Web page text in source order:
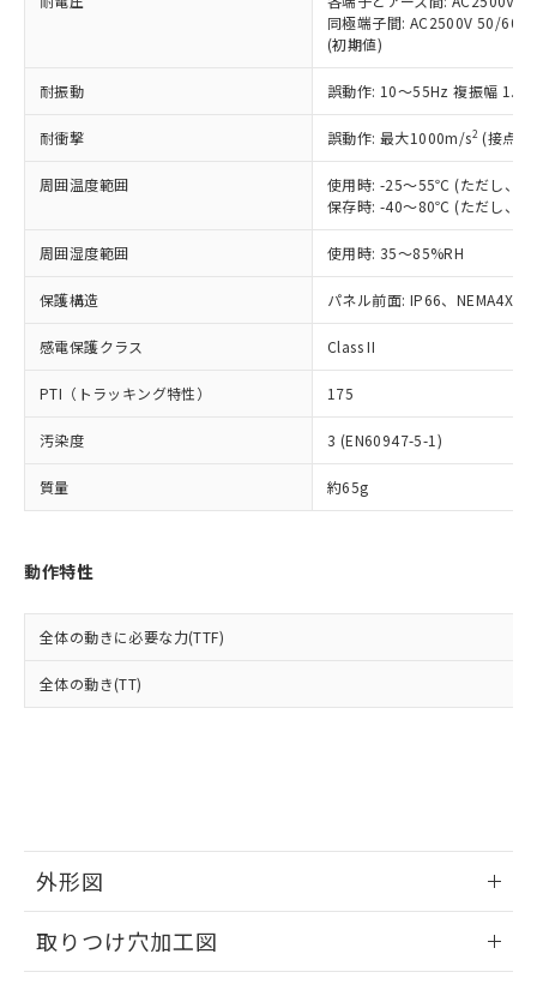
同極端子間: AC2500V 50/
(初期値)
耐振動 誤動作: 10～55Hz 複振幅
耐衝撃 誤動作: 最大1000m/s2 (接点
周囲温度範囲
使用時: -25～55℃ (ただし、氷
保存時: -40～80℃ (ただし、氷
周囲湿度範囲 使用時: 35～85%RH
保護構造 パネル前面: IP66、NEMA4X,
感電保護クラス Class II
PTI（トラッキング特性） 175
汚染度 3 (EN60947-5-1)
質量 約65g
動作特性
全体の動きに必要な力(TTF)
全体の動き(TT)
外形図
取りつけ穴加工図
在庫状況および標準価格照会結果は、
記載している更新日時点での社内デー
タに基づき作成されるものであり、閲
覧された時点での実際の在庫および標
準価格とは異なる場合があることをご
正式な納期状況および標準価格はお客
様のお取引先、またはお客様担当のオ
ムロン制御機器販売店・当社販売員に
オムロン制御機器販売店や当社販売拠
販売ネットワーク
」をご確認
在庫状況および標準価格結果を当社の
事前の承諾なく第三者に漏洩または開
示しないようお願いします。
マイパーツ機能（部品リスト作成サー
ビス）をご利用いただくには、I-Web
メンバーズにご登録されている必要が
引・商談に必要な範囲で利用すること
をご了承ください。
※当社の共同利用者とは、
の共同利用に関して"
の「1.共同利
むを得ず変更することがあります。
六価クロム(Cr(Ⅵ)) 1000ppm以下、ポリ臭化ビフェニル
類(PBB) 1000ppm以下、ポリ臭化ジフェニルエーテル類
(PBDE) 1000ppm以下、フタル酸ビス(2-エチルヘキシ
ル) (DEHP)(別名：DOP) 1000ppm以下、フタル酸ブチ
ルベンジル（BBP） 1000ppm以下、フタル酸ジブチル
（DBP） 1000ppm以下、フタル酸ジイソブチル
適用除外項目は除く。
フタル酸エステル類の４物質については閾値を超える意
図的な使用がないことを確認しています。
部品在庫の切り替え状況などにより、予定
月が前後することがあります。
とができます。
51物質の非含有証明書（当社基準）
欄に対応日を記載しておりました。
既に当社にて対応品への在庫切替を完了
していることから、特段のことがない限
り、2022年1月12日より割愛しておりま
す。
「－」：未確認です。当社販売部門へお問
*中国RoHS10物質の基準値 (GB/T26572)：
Pb(鉛) :1000ppm、 Hg(水銀) : 1000ppm、 Cd(カドミウ
Cr(Ⅵ)(六価クロム) : 1000ppm、 PBBs(ポリ臭化ビフェ
DBP(フタル酸ジブチル) : 1000ppm、 DIBP(フタル酸ジ
イソブチル) : 1000ppm、 BBP(フタル酸ブチルベンジ
DEHP(フタル酸ビス(2-エチルヘキシル)) : 1000ppm
※2 環境保護使用期限
「ｅ」：有害物質（10物質）のすべてが基
準値以下であることを示します。
「10」：通常の使用状況下において有害物
質が外部に漏えいし、環境に深刻な影響を
及ぼさない年数を意味します。
「－」：未確認です。当社販売部門へお問
い合わせください。
為替および外国貿易法に定める商品
（以下｢規制貨物等」という）を輸出
または国外への提供する場合は、日本
国政府の輸出許可(または役務取引許
可)を取得するなどの必要な手続きを
当社は規制貨物を破棄する場合は、完
全に破砕するなど、違法に輸出されな
いよう必要な手段を講じます。
当社は貴社製品を、核兵器、ミサイ
ル、化学兵器、生物兵器またはその他
武器並びにこれらの製造装置等に一切
当社は、貴社製品を第三者に販売する
場合は、上記1、2および3の内容を当
該第三者に通知します。また当社は、
販売先および販売に係わる関係者が違
法に輸出するおそれがある場合は、取
り引きをいたしません。
一定数以上の在庫あり
一定数には満たないが在庫あり
在庫なし(最新の在庫状況につ
いては、お客様のお取引先、ま
たはお客様担当のオムロン制御
機器販売店・当社販売員にご確
受注生産機種、また在庫状況の
情報を公開していない機種